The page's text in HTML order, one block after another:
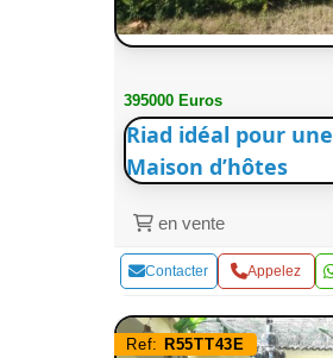
395000 Euros
Riad idéal pour une
Maison d’hôtes
en vente
Contacter Appelez
Ref: R55TT43E